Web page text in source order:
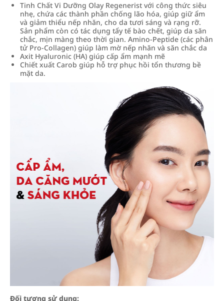
Tinh Chất Vi Dưỡng Olay Regenerist với công thức siêu
nhẹ, chứa các thành phần chống lão hóa, giúp giữ ẩm
và giảm thiểu nếp nhăn, cho da tươi sáng và rạng rỡ.
Sản phẩm còn có tác dụng tẩy tế bào chết, giúp da săn
chắc, mịn màng theo thời gian. Amino-Peptide (các phân
tử Pro-Collagen) giúp làm mờ nếp nhăn và săn chắc da
Axit Hyaluronic (HA) giúp cấp ẩm mạnh mẽ
Chiết xuất Carob giúp hỗ trợ phục hồi tổn thương bề
mặt da.
Đối tượng sử dụng: